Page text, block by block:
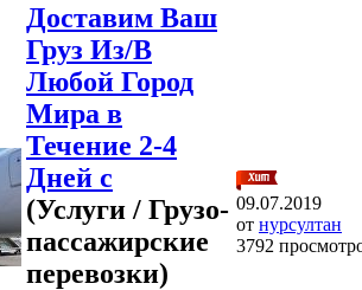
Доставим Ваш
Груз Из/В
Любой Город
Мира в
Течение 2-4
Дней с
(Услуги / Грузо-
пассажирские
перевозки)
09.07.2019
от нурсултан
3792